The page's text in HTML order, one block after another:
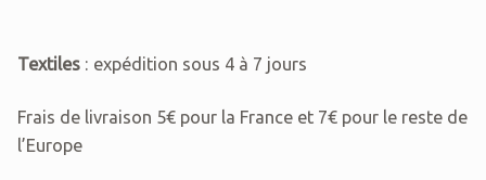
Textiles : expédition sous 4 à 7 jours
Frais de livraison 5€ pour la France et 7€ pour le reste de
l’Europe